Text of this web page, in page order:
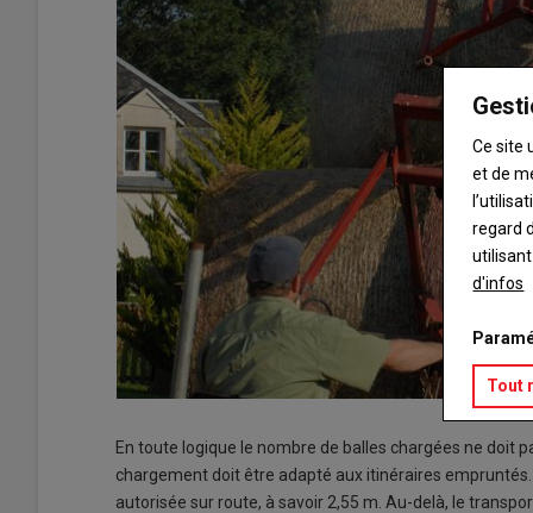
En toute logique le nombre de balles chargées ne doit
chargement doit être adapté aux itinéraires
autorisée sur route, à savoir 2,55 m. Au-delà, le
Ce site
et de
regard
d'infos
Tout